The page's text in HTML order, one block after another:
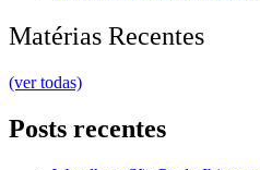
Matérias Recentes
(ver todas)
Posts recentes